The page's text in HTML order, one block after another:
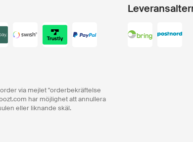
via mejlet "orderbekräftelse
har möjlighet att annullera
eller liknande skäl.